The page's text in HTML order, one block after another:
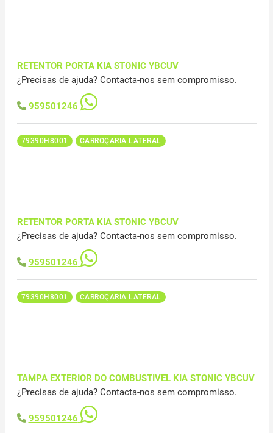
RETENTOR PORTA KIA STONIC YBCUV
¿Precisas de ajuda? Contacta-nos sem compromisso.
959501246
79390H8001 CARROÇARIA LATERAL
RETENTOR PORTA KIA STONIC YBCUV
¿Precisas de ajuda? Contacta-nos sem compromisso.
959501246
79390H8001 CARROÇARIA LATERAL
TAMPA EXTERIOR DO COMBUSTIVEL KIA STONIC YBCUV
¿Precisas de ajuda? Contacta-nos sem compromisso.
959501246